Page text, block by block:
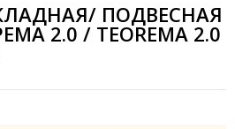
ПОДВЕСНАЯ
2.0 / TEOREMA 2.0